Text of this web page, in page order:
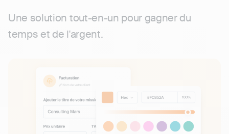
Une solution tout-en-un pour gagner du
temps et de l'argent.